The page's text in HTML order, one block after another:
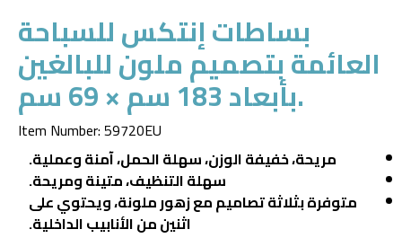
بساطات إنتكس للسباحة
العائمة بتصميم ملون للبالغين
بأبعاد 183 سم × 69 سم.
Item Number:59720EU
مريحة، خفيفة الوزن، سهلة الحمل، آمنة وعملية.
سهلة التنظيف، متينة ومريحة.
متوفرة بثلاثة تصاميم مع زهور ملونة، ويحتوي على
اثنين من الأنابيب الداخلية.